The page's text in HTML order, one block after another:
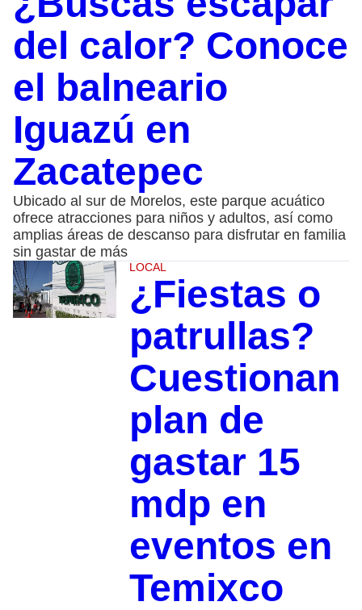
del calor? Conoce
el balneario
Iguazú en
Zacatepec
Ubicado al sur de Morelos, este parque acuático
ofrece atracciones para niños y adultos, así como
amplias áreas de descanso para disfrutar en familia
sin gastar de más
LOCAL
¿Fiestas o
patrullas?
Cuestionan
plan de
gastar 15
mdp en
eventos en
Temixco